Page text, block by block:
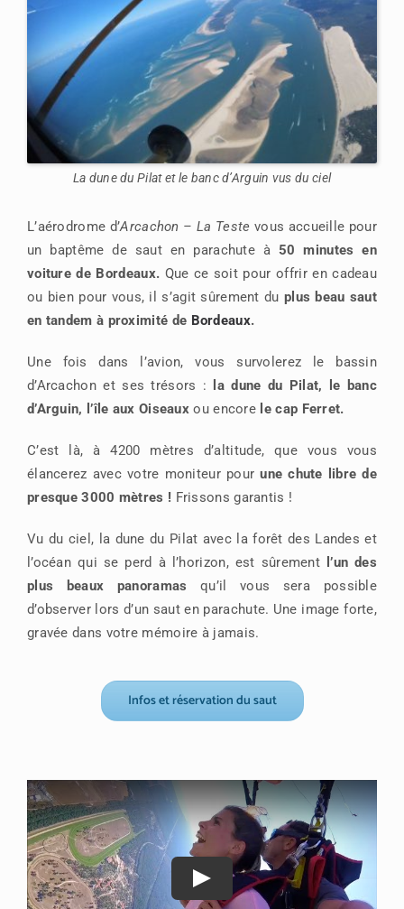
La dune du Pilat et le banc d’Arguin vus du ciel
L’aérodrome d’Arcachon – La Teste vous accueille pour
un baptême de saut en parachute à50 minutes en
voiture de Bordeaux. Que ce soit pour offrir en cadeau
ou bien pour vous, il s’agit sûrement du plus beau saut
en tandem à proximité de Bordeaux.
Une fois dans l’avion, vous survolerez le bassin
d’Arcachon et ses trésors :
la dune du Pilat, le banc
d’Arguin, l’île aux Oiseaux ou encore le cap Ferret.
C’est là, à 4200 mètres d’altitude, que vous vous
élancerez avec votre moniteur pourune chute libre de
presque 3000 mètres ! Frissons garantis !
Vu du ciel, la dune du Pilat avec la forêt des Landes et
l’océan qui se perd à l’horizon, est sûrement
l’un des
plus beaux panoramas qu’il vous sera possible
d’observer lors d’un saut en parachute. Une image forte,
gravée dans votre mémoire à jamais.
Infos et réservation du saut